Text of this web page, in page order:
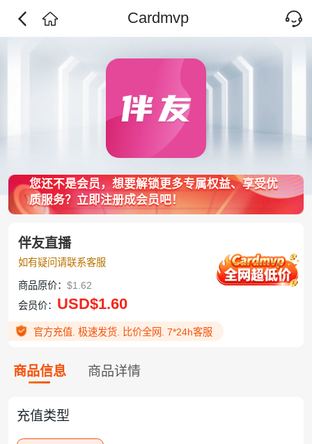
Cardmvp
您还不是会员，想要解锁更多专属权益、享受优
质服务？立即注册成会员吧！
伴友直播
如有疑问请联系客服
商品原价：$1.62
会员价： USD$1.60
官方充值. 极速发货. 比价全网. 7*24h客服
商品信息 商品详情
充值类型